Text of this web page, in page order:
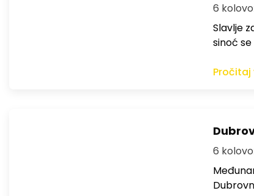
6
Slavlje
sinoć
Pročitaj
6